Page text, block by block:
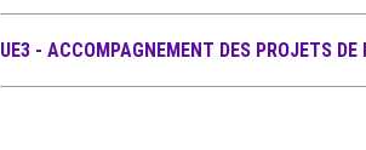
UE3 - ACCOMPAGNEMENT DES PROJETS DE